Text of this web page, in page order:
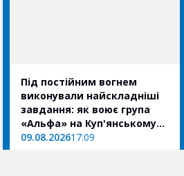
Під постійним вогнем
виконували найскладніші
завдання: як воює група
«Альфа» на Куп'янському
напрямку
09.08.202617:09